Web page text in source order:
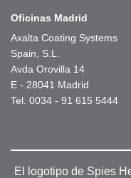
Oficinas Madrid
Axalta Coating Systems
Spain, S.L.
Avda Orovilla 14
E - 28041 Madrid
Tel. 0034 - 91 615 5444
El logotipo de Spies